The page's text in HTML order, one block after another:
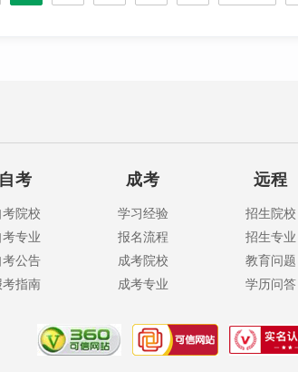
自考
考院校
考专业
考公告
考指南
成考
学习经验
报名流程
成考院校
成考专业
远程
招生院校
招生专业
教育问题
学历问答